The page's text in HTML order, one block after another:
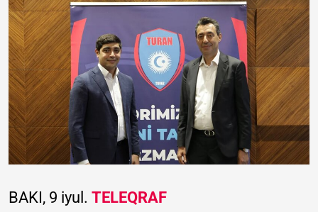
BAKI, 9 iyul. TELEQRAF